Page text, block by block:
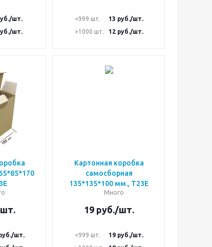
/шт.
/шт.
<999 шт. 13 руб./шт.
>1000 шт.
12руб./шт.
/шт.
Картонная коробка
самосборная
135*135*100 мм., Т23Е
Много
19руб./шт.
<999 шт. 19руб./шт.